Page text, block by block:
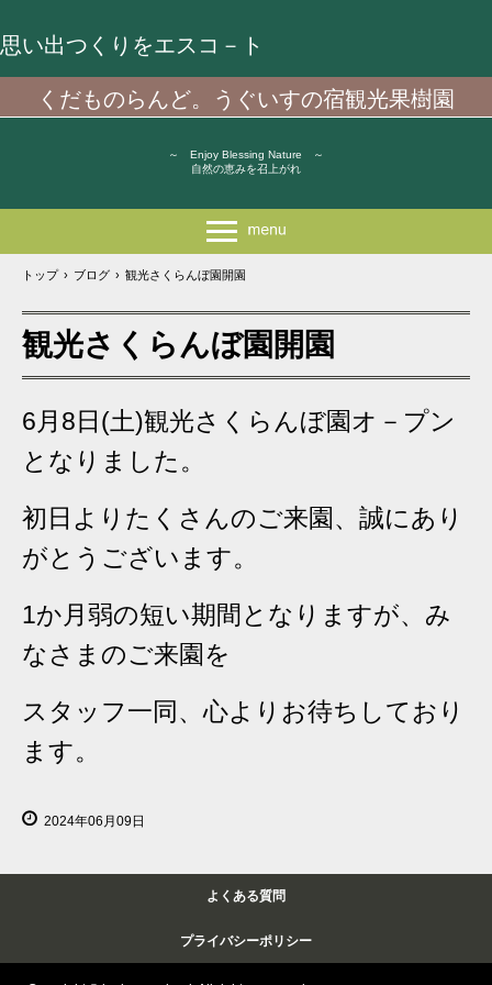
くだものらんど。うぐいすの宿観光果樹園
思い出つくりをエスコ－ト
～ Enjoy Blessing Nature ～
自然の恵みを召上がれ
トップ › ブログ › 観光さくらんぼ園開園
観光さくらんぼ園開園
6月8日(土)観光さくらんぼ園オ－プン
となりました。
初日よりたくさんのご来園、誠にあり
がとうございます。
1か月弱の短い期間となりますが、み
なさまのご来園を
スタッフ一同、心よりお待ちしており
ます。
2024年06月09日
よくある質問
プライバシーポリシー